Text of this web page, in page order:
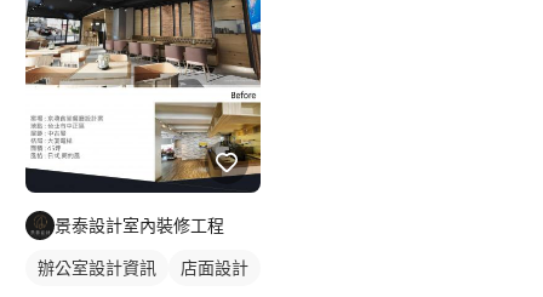
景泰設計室內裝修工程
辦公室設計資訊 店面設計